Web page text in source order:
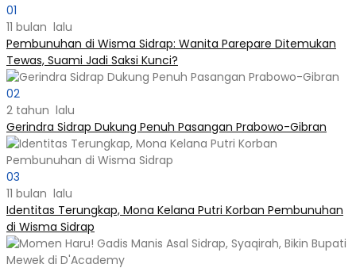
01
11 bulan lalu
Pembunuhan di Wisma Sidrap: Wanita Parepare Ditemukan
Tewas, Suami Jadi Saksi Kunci?
02
2 tahun lalu
Gerindra Sidrap Dukung Penuh Pasangan Prabowo-Gibran
03
11 bulan lalu
Identitas Terungkap, Mona Kelana Putri Korban Pembunuhan
di Wisma Sidrap